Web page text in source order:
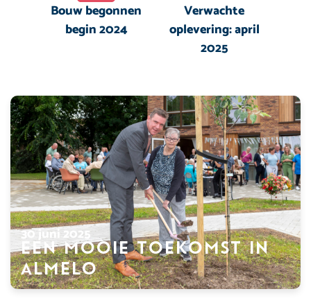
Bouw begonnen
begin 2024
Verwachte
oplevering: april
2025
Een mooie toekomst in
Almelo
30 juni 2025